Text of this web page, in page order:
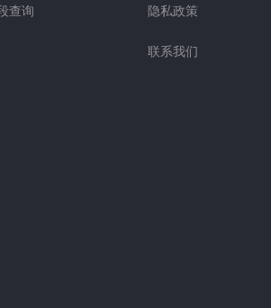
查询
隐私政策
联系我们